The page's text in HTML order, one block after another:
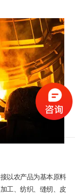
以农产品为基本原料
工、纺织、缝纫、皮